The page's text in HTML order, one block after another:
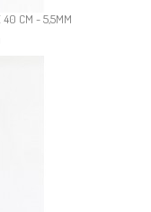
40 CM - 5,5MM